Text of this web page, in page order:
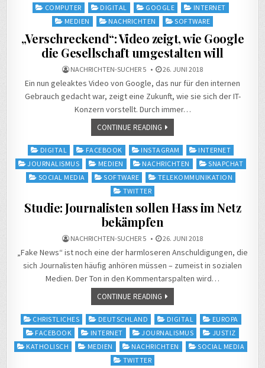
Posted
COMPUTER DIGITAL GOOGLE
INTERNET
MEDIEN
NACHRICHTEN SOFTWARE
„Verschreckend“: Video zeigt, wie Google
die Gesellschaft umgestalten will
NACHRICHTEN-SUCHER 5 26. JUNI 2018
Ein nun geleaktes Video von Google, das nur für den internen
Gebrauch gedacht war, zeigt eine Zukunft, wie sie sich der IT-
Konzern vorstellt. Durch immer…
CONTINUE READING
Posted
in
DIGITAL FACEBOOK INSTAGRAM
INTERNET
JOURNALISMUS
MEDIEN NACHRICHTEN
SNAPCHAT
SOCIAL MEDIA
SOFTWARE
TELEKOMMUNIKATION
TWITTER
Studie: Journalisten sollen Hass im Netz
bekämpfen
NACHRICHTEN-SUCHER 5 26. JUNI 2018
„Fake News“ ist noch eine der harmloseren Anschuldigungen, die
sich Journalisten häufig anhören müssen – zumeist in sozialen
Medien. Der Ton in den Kommentarspalten wird…
CONTINUE READING
Posted
CHRISTLICHES DEUTSCHLAND DIGITAL
EUROPA
FACEBOOK
INTERNET JOURNALISMUS
JUSTIZ
KATHOLISCH
MEDIEN NACHRICHTEN
SOCIAL MEDIA
TWITTER